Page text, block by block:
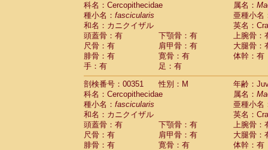
科名：Cercopithecidae
属名：
種小名： fascicularis
亜種小名
和名：カニクイザル
英名：
頭蓋骨：有
下顎骨：有
上腕骨：
尺骨：有
肩甲骨：有
大腿骨：
腓骨：有
寛骨：有
体幹：有
手：有
足：有
剖検番号：00351
性別：M
年齢：
科名：Cercopithecidae
属名：
種小名： fascicularis
亜種小名
和名：カニクイザル
英名：
頭蓋骨：有
下顎骨：有
上腕骨：
尺骨：有
肩甲骨：有
大腿骨：
腓骨：有
寛骨：有
体幹：有